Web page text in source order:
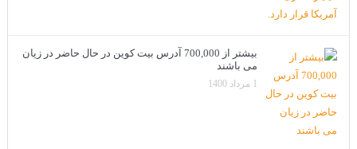
بیشتر از 700,000 آدرس بیت کوین در حال حاضر در زیان
می باشند
1 مرداد 1400